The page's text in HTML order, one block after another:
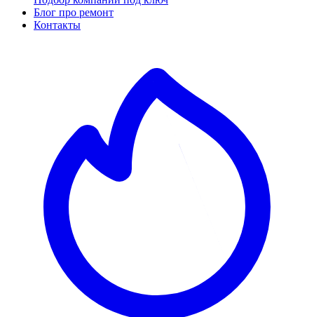
Блог про ремонт
Контакты